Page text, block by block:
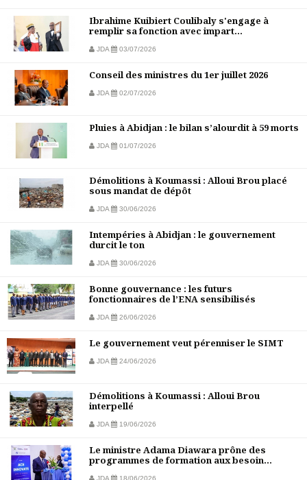
Ibrahime Kuibiert Coulibaly s'engage à
remplir sa fonction avec impart...
JDA 03/07/2026
Conseil des ministres du 1er juillet 2026
JDA 02/07/2026
Pluies à Abidjan : le bilan s’alourdit à 59 morts
JDA 01/07/2026
Démolitions à Koumassi : Alloui Brou placé
sous mandat de dépôt
JDA 30/06/2026
Intempéries à Abidjan : le gouvernement
durcit le ton
JDA 30/06/2026
Bonne gouvernance : les futurs
fonctionnaires de l’ENA sensibilisés
JDA 26/06/2026
Le gouvernement veut pérenniser le SIMT
JDA 24/06/2026
Démolitions à Koumassi : Alloui Brou
interpellé
JDA 19/06/2026
Le ministre Adama Diawara prône des
programmes de formation aux besoin...